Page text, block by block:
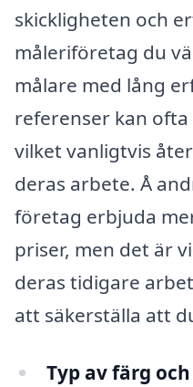
skickligheten och
måleriföretag du
målare med lång
referenser kan
vilket vanligtvis
deras arbete. Å
företag erbjuda
priser, men det är
deras tidigare
att säkerställa att
Typ av färg